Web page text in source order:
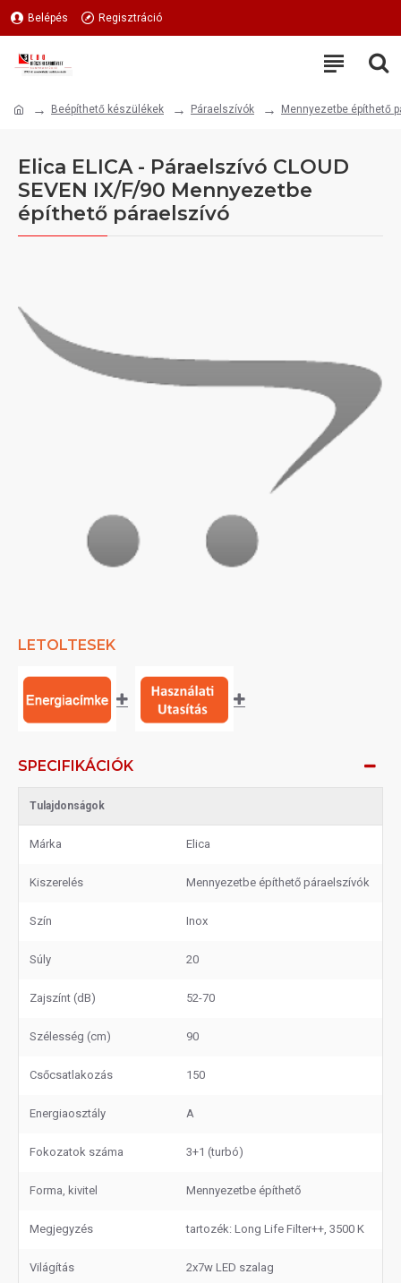
Belépés Regisztráció
Beépíthető készülékek Páraelszívók Mennyezetbe építhető
Elica ELICA - Páraelszívó CLOUD
SEVEN IX/F/90 Mennyezetbe
építhető páraelszívó
LETOLTESEK
SPECIFIKÁCIÓK
Tulajdonságok
Márka Elica
Kiszerelés Mennyezetbe építhető páraelszívók
Szín Inox
Súly 20
Zajszínt (dB) 52-70
Szélesség (cm) 90
Csőcsatlakozás 150
Energiaosztály A
Fokozatok száma 3+1 (turbó)
Forma, kivitel Mennyezetbe építhető
Megjegyzés tartozék: Long Life Filter++, 3500 K
Világítás 2x7w LED szalag